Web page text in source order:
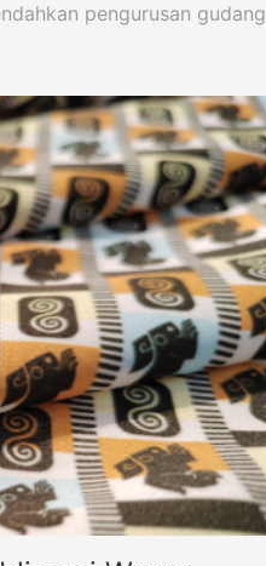
pengurusan gudang